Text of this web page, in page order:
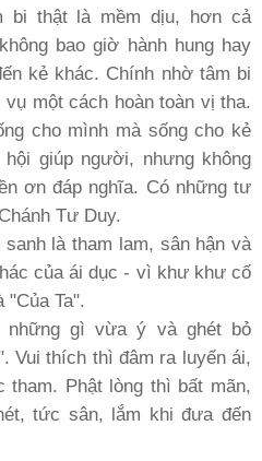
bi thật là mềm dịu, hơn cả
bao giờ hành hung hay
kẻ khác. Chính nhờ tâm bi
một cách hoàn toàn vị tha.
cho mình mà sống cho kẻ
giúp người, nhưng không
ơn đáp nghĩa. Có những tư
Tư Duy.
là tham lam, sân hận và
của ái dục - vì khư khư cố
"Của Ta".
những gì vừa ý và ghét bỏ
Vui thích thì đâm ra luyến ái,
Phật lòng thì bất mãn,
tức sân, lắm khi đưa đến